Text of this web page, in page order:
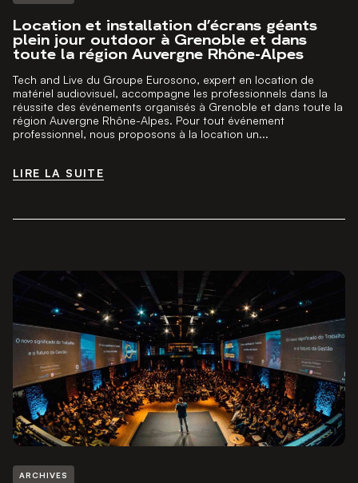
Location et installation d’écrans géants
plein jour outdoor à Grenoble et dans
toute la région Auvergne Rhône-Alpes
Tech and Live du Groupe Eurosono, expert en location de
matériel audiovisuel, accompagne les professionnels dans la
réussite des événements organisés à Grenoble et dans toute la
région Auvergne Rhône-Alpes. Pour tout événement
professionnel, nous proposons à la location un...
LIRE LA SUITE
ARCHIVES